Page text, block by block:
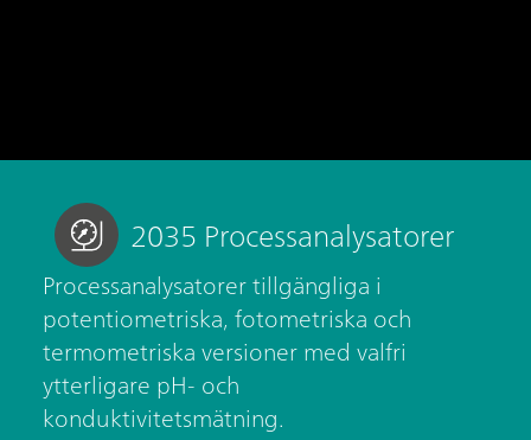
2035 Processanalysatorer
Processanalysatorer tillgängliga i
potentiometriska, fotometriska och
termometriska versioner med valfri
ytterligare pH- och
konduktivitetsmätning.